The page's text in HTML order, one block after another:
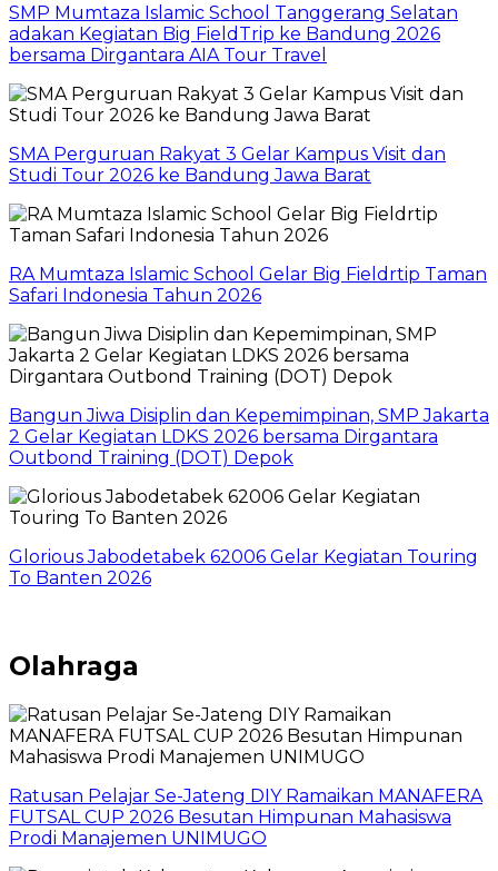
SMP Mumtaza Islamic School Tanggerang Selatan
adakan Kegiatan Big FieldTrip ke Bandung 2026
bersama Dirgantara AIA Tour Travel
SMA Perguruan Rakyat 3 Gelar Kampus Visit dan
Studi Tour 2026 ke Bandung Jawa Barat
RA Mumtaza Islamic School Gelar Big Fieldrtip Taman
Safari Indonesia Tahun 2026
Bangun Jiwa Disiplin dan Kepemimpinan, SMP Jakarta
2 Gelar Kegiatan LDKS 2026 bersama Dirgantara
Outbond Training (DOT) Depok
Glorious Jabodetabek 62006 Gelar Kegiatan Touring
To Banten 2026
Olahraga
Ratusan Pelajar Se-Jateng DIY Ramaikan MANAFERA
FUTSAL CUP 2026 Besutan Himpunan Mahasiswa
Prodi Manajemen UNIMUGO